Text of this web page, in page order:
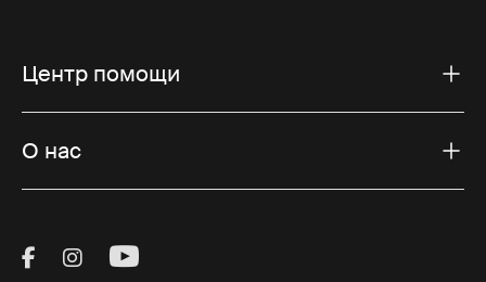
Центр помощи
О нас
Visit Thule on Facebook (external link)
Visit Thule on Instagram (external link)
Visit Thule on Youtube (external